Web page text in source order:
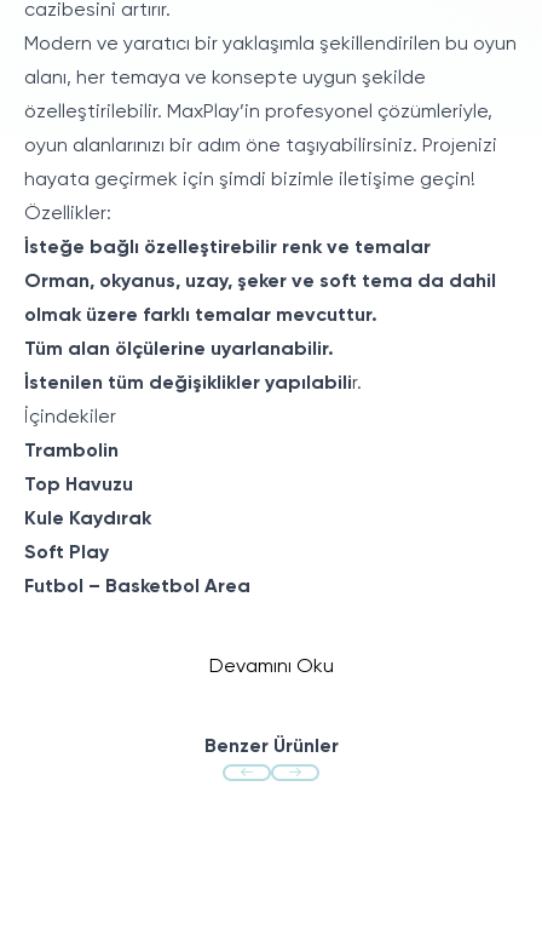
cazibesini artırır.
Modern ve yaratıcı bir yaklaşımla şekillendirilen bu oyun
alanı, her temaya ve konsepte uygun şekilde
özelleştirilebilir. MaxPlay’in profesyonel çözümleriyle,
oyun alanlarınızı bir adım öne taşıyabilirsiniz. Projenizi
hayata geçirmek için şimdi bizimle iletişime geçin!
Özellikler:
İsteğe bağlı özelleştirebilir renk ve temalar
Orman, okyanus, uzay, şeker ve soft tema da dahil
olmak üzere farklı temalar mevcuttur.
Tüm alan ölçülerine uyarlanabilir.
İstenilen tüm değişiklikler yapılabilir.
İçindekiler
Trambolin
Top Havuzu
Kule Kaydırak
Soft Play
Futbol – Basketbol Area
Devamını Oku
Benzer Ürünler